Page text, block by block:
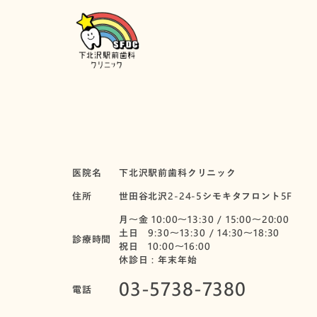
医院名
下北沢駅前歯科クリニック
住所
世田谷北沢2-24-5シモキタフロント5F
診療時間
月〜金 10:00～13:30 / 15:00～20:00
土日 9:30～13:30 / 14:30～18:30
祝日 10:00〜16:00
休診日：年末年始
電話 03-5738-7380